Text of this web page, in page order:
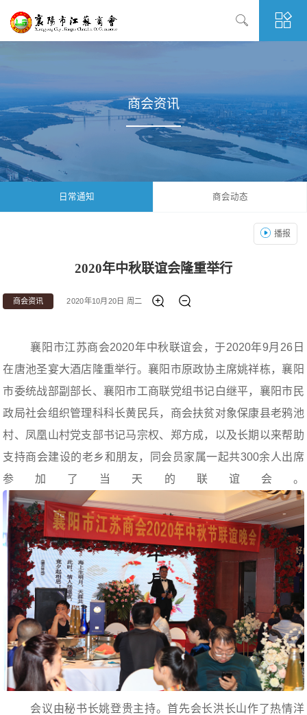
商会资讯
日常通知 商会动态
2020年中秋联谊会隆重举行
商会资讯 2020年10月20日 周二
播报
襄阳市江苏商会2020年中秋联谊会，于2020年9月26日
在唐池圣宴大酒店隆重举行。襄阳市原政协主席姚祥栋，襄阳
市委统战部副部长、襄阳市工商联党组书记白继平，襄阳市民
政局社会组织管理科科长黄民兵，商会扶贫对象保康县老鸦池
村、凤凰山村党支部书记马宗权、郑方成，以及长期以来帮助
支持商会建设的老乡和朋友，同会员家属一起共300余人出席
参加了当天的联谊会。
会议由秘书长姚登贵主持。首先会长洪长山作了热情洋